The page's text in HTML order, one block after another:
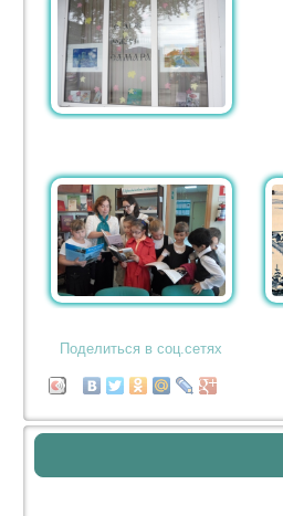
Поделиться в соц.сетях